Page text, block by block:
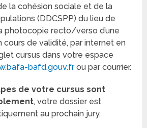
la cohésion sociale et de la
(DDCSPP) du lieu de
photocopie recto/verso d’une
cours de validité, par internet en
cursus dans votre espace
bafd.gouv.frou par courrier.
de votre cursus sont
, votre dossier est
au prochain jury.